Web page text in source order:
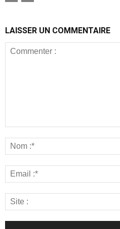
LAISSER UN COMMENTAIRE